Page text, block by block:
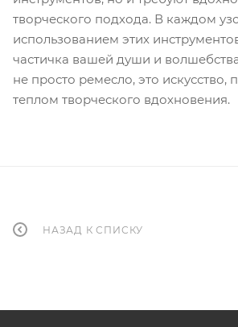
творческого подхода. В каждом
использованием этих
частичка вашей души и
не просто ремесло, это искусство,
теплом творческого вдохновения.
НАЗАД К СПИСКУ